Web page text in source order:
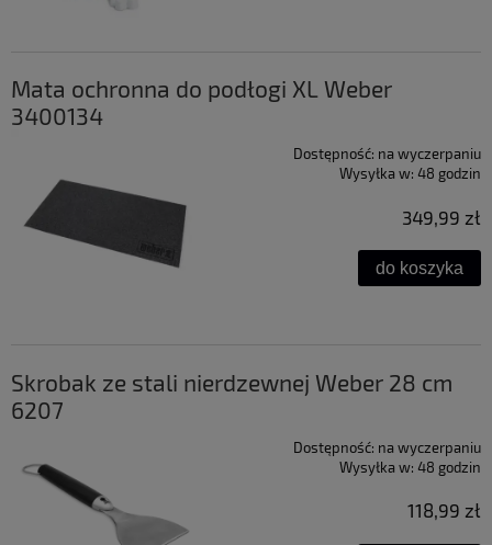
Mata ochronna do podłogi XL Weber
3400134
Dostępność: na wyczerpaniu
Wysyłka w: 48 godzin
349,99 zł
do koszyka
Skrobak ze stali nierdzewnej Weber 28 cm
6207
Dostępność: na wyczerpaniu
Wysyłka w: 48 godzin
118,99 zł